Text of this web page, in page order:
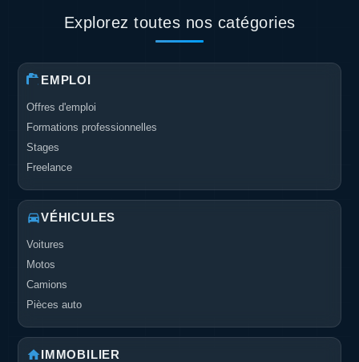
Explorez toutes nos catégories
EMPLOI
Offres d'emploi
Formations professionnelles
Stages
Freelance
VÉHICULES
Voitures
Motos
Camions
Pièces auto
IMMOBILIER